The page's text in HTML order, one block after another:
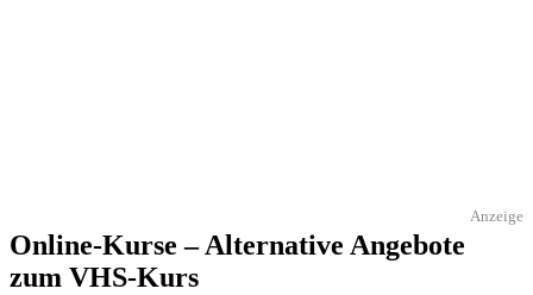
Anzeige
Online-Kurse – Alternative Angebote
zum VHS-Kurs